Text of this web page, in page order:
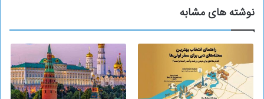
نوشته های مشابه